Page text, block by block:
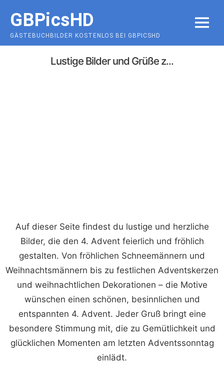
content
GBPicsHD
GÄSTEBUCHBILDER KOSTENLOS BEI GBPICSHD
MENU
Lustige Bilder und Grüße z...
Auf dieser Seite findest du lustige und herzliche
Bilder, die den 4. Advent feierlich und fröhlich
gestalten. Von fröhlichen Schneemännern und
Weihnachtsmännern bis zu festlichen Adventskerzen
und weihnachtlichen Dekorationen – die Motive
wünschen einen schönen, besinnlichen und
entspannten 4. Advent. Jeder Gruß bringt eine
besondere Stimmung mit, die zu Gemütlichkeit und
glücklichen Momenten am letzten Adventssonntag
einlädt.